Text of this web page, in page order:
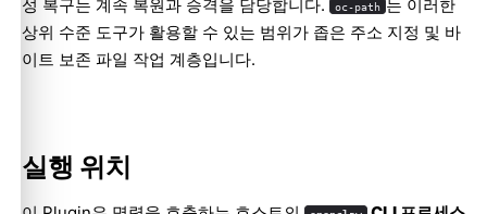
성 복구는 계속 복원과 승격을 담당합니다.
oc-path 는 이러한
상위 수준 도구가 활용할 수 있는 범위가 좁은 주소 지정 및 바
이트 보존 파일 작업 계층입니다.
실행 위치